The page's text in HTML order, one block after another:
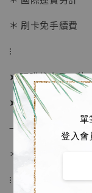
單
登入會
＊ 刷卡免手續費
⁝
➤ 預購截止日：待
➤ 預計發貨日：
→ 若有提前或延後
＊ 若有時間考量,
⁝